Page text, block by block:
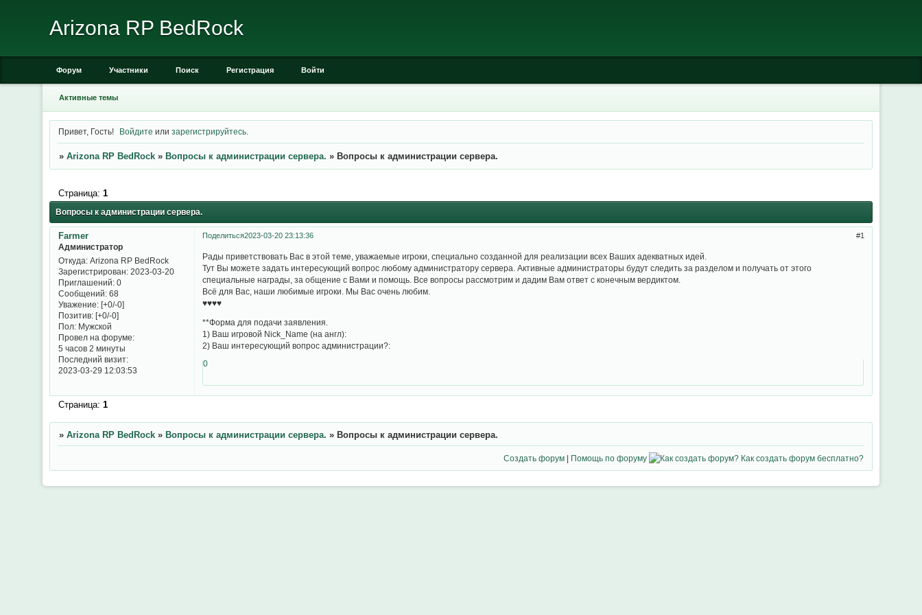
Arizona RP BedRock
Форум Участники Поиск Регистрация Войти
Активные темы
Привет, Гость! Войдите илизарегистрируйтесь
» Arizona RP BedRock » Вопросы к администрации сервера. » Вопросы к администрации сервера.
Вопросы к администрации сервера.
Страница: 1
Поделиться 1
2023-03-20 23:13:36
Farmer
Администратор
Откуда:Arizona RP BedRock
Зарегистрирован: 2023-03-20
Приглашений:0
Сообщений:68
Уважение: [+0/-0]
Позитив: [+0/-0]
Пол:Мужской
Провел на форуме:
5 часов 2 минуты
Последний визит:
2023-03-29 12:03:53
Рады приветствовать Вас в этой теме, уважаемые игроки, специально созданной для реализации всех Ваших адекватных идей.
Тут Вы можете задать интересующий вопрос любому администратору сервера. Активные администраторы будут следить за разделом и получать от этого
специальные награды, за общение с Вами и помощь. Все вопросы рассмотрим и дадим Вам ответ с конечным вердиктом.
Всё для Вас, наши любимые игроки. Мы Вас очень любим.
♥♥♥♥
**Форма для подачи заявления.
1) Ваш игровой Nick_Name (на англ):
2) Ваш интересующий вопрос администрации?:
0
Страница: 1
» Arizona RP BedRock » Вопросы к администрации сервера. » Вопросы к администрации сервера.
Создать форум | Помощь по форуму